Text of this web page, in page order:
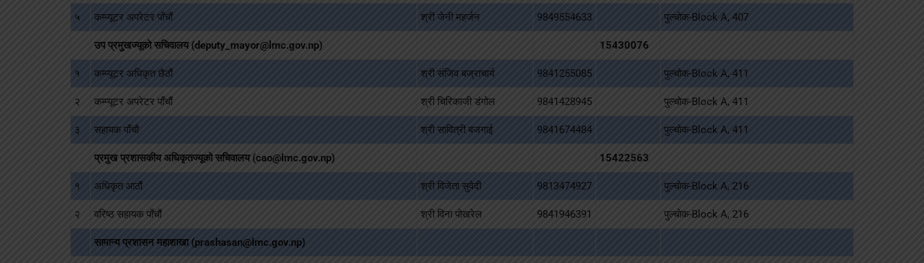
५ कम्प्यूटर अपरेटर पाँचौं श्री जेनी महर्जन 9849554633 पुल्चोक-Block A, 407
उप प्रमुखज्यूको सचिवालय (deputy_mayor@lmc.gov.np) 15430076
१ कम्प्यूटर अधिकृत छैठौं श्री संजिव बज्राचार्य 9841255085 पुल्चोक-Block A, 411
२ कम्प्यूटर अपरेटर पाँचौं श्री चिरिकाजी डंगोल 9841428945 पुल्चोक-Block A, 411
३ सहायक पाँचौ श्री सावित्री बजगाई 9841674484 पुल्चोक-Block A, 411
प्रमुख प्रशासकीय अधिकृतज्यूको सचिवालय (cao@lmc.gov.np) 15422563
१ अधिकृत आठौं श्री विजेता सुवेदी 9813474927 पुल्चोक-Block A, 216
२ वरिष्ठ सहायक पाँचौं श्री विना पोखरेल 9841946391 पुल्चोक-Block A, 216
सामान्य प्रशासन महाशाखा (prashasan@lmc.gov.np)